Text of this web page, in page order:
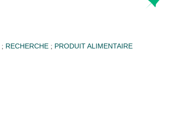
; RECHERCHE ; PRODUIT ALIMENTAIRE